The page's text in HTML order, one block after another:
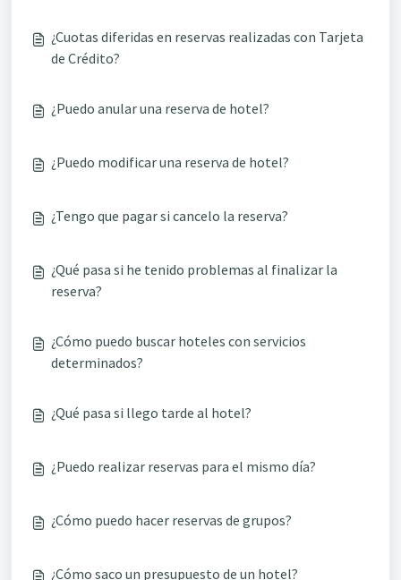
¿Cuotas diferidas en reservas realizadas con Tarjeta
de Crédito?
¿Puedo anular una reserva de hotel?
¿Puedo modificar una reserva de hotel?
¿Tengo que pagar si cancelo la reserva?
¿Qué pasa si he tenido problemas al finalizar la
reserva?
¿Cómo puedo buscar hoteles con servicios
determinados?
¿Qué pasa si llego tarde al hotel?
¿Puedo realizar reservas para el mismo día?
¿Cómo puedo hacer reservas de grupos?
¿Cómo saco un presupuesto de un hotel?